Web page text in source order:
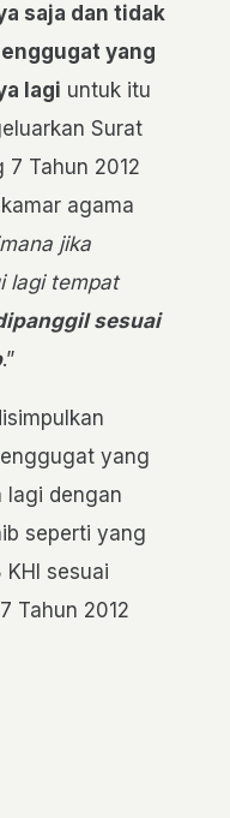
saja dan tidak
yang
lagi untuk itu
Surat
7 Tahun 2012
agama
jika
lagi tempat
sesuai
.”
yang
lagi dengan
seperti yang
KHI sesuai
Tahun 2012